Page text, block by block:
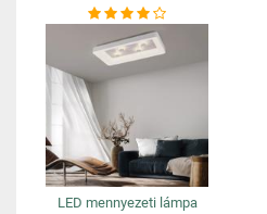
LED mennyezeti lámpa